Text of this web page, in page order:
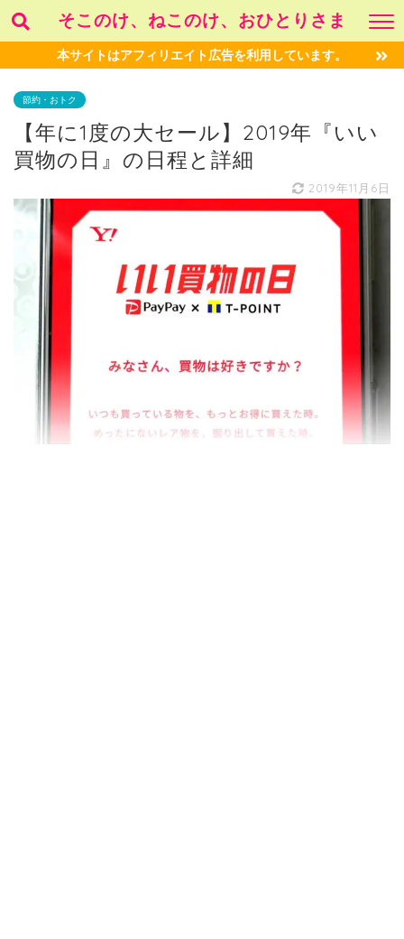
そこのけ、ねこのけ、おひとりさま
本サイトはアフィリエイト広告を利用しています。
節約・おトク
【年に1度の大セール】2019年『いい
買物の日』の日程と詳細
2019年11月6日